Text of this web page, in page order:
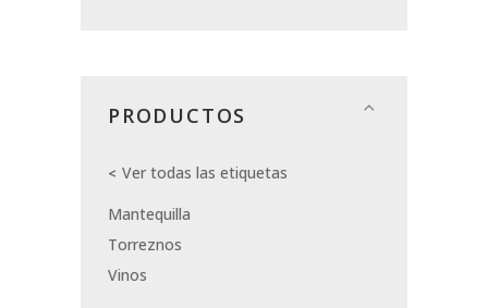
PRODUCTOS
Ver todas las etiquetas
Mantequilla
Torreznos
Vinos